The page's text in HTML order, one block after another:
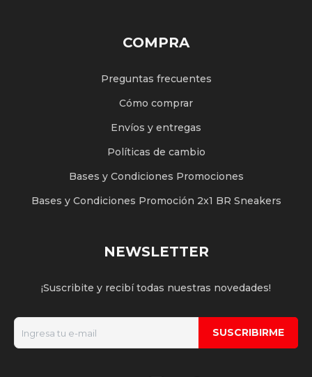
COMPRA
Preguntas frecuentes
Cómo comprar
Envíos y entregas
Políticas de cambio
Bases y Condiciones Promociones
Bases y Condiciones Promoción 2x1 BR Sneakers
NEWSLETTER
¡Suscribite y recibí todas nuestras novedades!
SUSCRIBIRME